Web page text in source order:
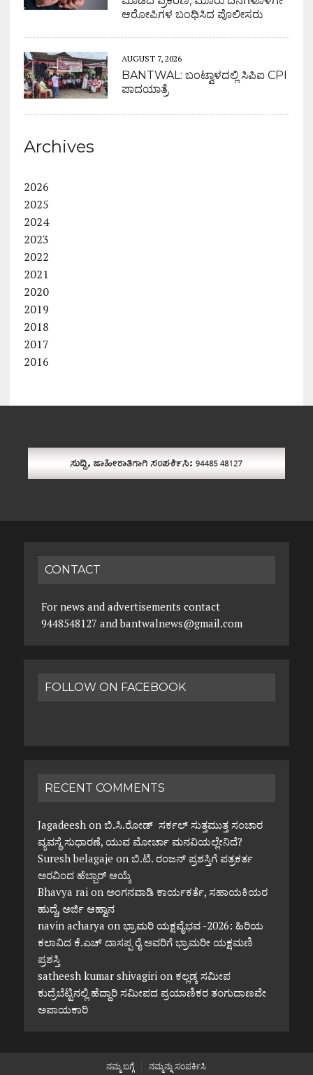
ಆರೋಪಿಗಳ ಬಂಧಿಸಿದ ಪೊಲೀಸರು
AUGUST 7, 2026
BANTWAL: ಬಂಟ್ವಾಳದಲ್ಲಿ ಸಿಪಿಐ CPI
ಪಾದಯಾತ್ರೆ
Archives
2026
2025
2024
2023
2022
2021
2020
2019
2018
2017
2016
CONTACT
For news and advertisements contact
9448548127 and bantwalnews@gmail.com
FOLLOW ON FACEBOOK
RECENT COMMENTS
Jagadeeshon ಬಿ.ಸಿ.ರೋಡ್ ಸರ್ಕಲ್ ಸುತ್ತಮುತ್ತ ಸಂಚಾರ
ವ್ಯವಸ್ಥೆ ಸುಧಾರಣೆ, ಯುವ ಮೋರ್ಚಾ ಮನವಿಯಲ್ಲೇನಿದೆ?
Suresh belagaje on ಬಿ.ಟಿ. ರಂಜನ್ ಪ್ರಶಸ್ತಿಗೆ ಪತ್ರಕರ್ತ
ಅರವಿಂದ ಹೆಬ್ಬಾರ್ ಆಯ್ಕೆ
Bhavya raion ಅಂಗನವಾಡಿ ಕಾರ್ಯಕರ್ತೆ, ಸಹಾಯಕಿಯರ
ಹುದ್ದೆ, ಅರ್ಜಿ ಆಹ್ವಾನ
navin acharya on ಭ್ರಾಮರಿ ಯಕ್ಷವೈಭವ -2026: ಹಿರಿಯ
ಕಲಾವಿದ ಕೆ.ಎಚ್ ದಾಸಪ್ಪ ರೈ ಅವರಿಗೆ ಭ್ರಾಮರೀ ಯಕ್ಷಮಣಿ
ಪ್ರಶಸ್ತಿ
satheesh kumar shivagirion ಕಲ್ಲಡ್ಕ ಸಮೀಪ
ಕುದ್ರೆಬೆಟ್ಟಿನಲ್ಲಿ ಹೆದ್ದಾರಿ ಸಮೀಪದ ಪ್ರಯಾಣಿಕರ ತಂಗುದಾಣವೇ
ಅಪಾಯಕಾರಿ
ನಮ್ಮ ಬಗ್ಗೆ ನಮ್ಮನ್ನು ಸಂಪರ್ಕಿಸಿ